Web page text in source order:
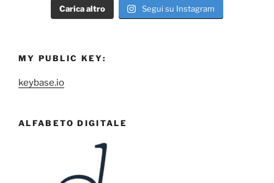
Carica altro Segui su Instagram
MY PUBLIC KEY:
keybase.io
ALFABETO DIGITALE